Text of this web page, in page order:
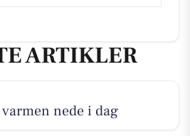
ARTIKLER
nede i dag